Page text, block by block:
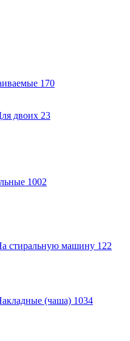
170
двоих 23
1002
стиральную машину 122
(чаша) 1034